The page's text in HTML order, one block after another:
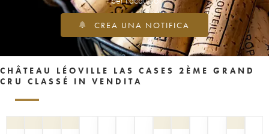
CREA UNA NOTIFICA
CHÂTEAU LÉOVILLE LAS CASES 2ÈME GRAND
CRU CLASSÉ IN VENDITA